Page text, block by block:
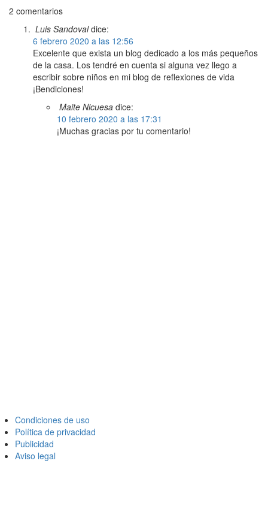
2 comentarios
Luis Sandoval dice:
6 febrero 2020 a las 12:56
Excelente que exista un blog dedicado a los más pequeños
de la casa. Los tendré en cuenta si alguna vez llego a
escribir sobre niños en mi blog de reflexiones de vida
¡Bendiciones!
Maite Nicuesa dice:
10 febrero 2020 a las 17:31
¡Muchas gracias por tu comentario!
Condiciones de uso
Política de privacidad
Publicidad
Aviso legal